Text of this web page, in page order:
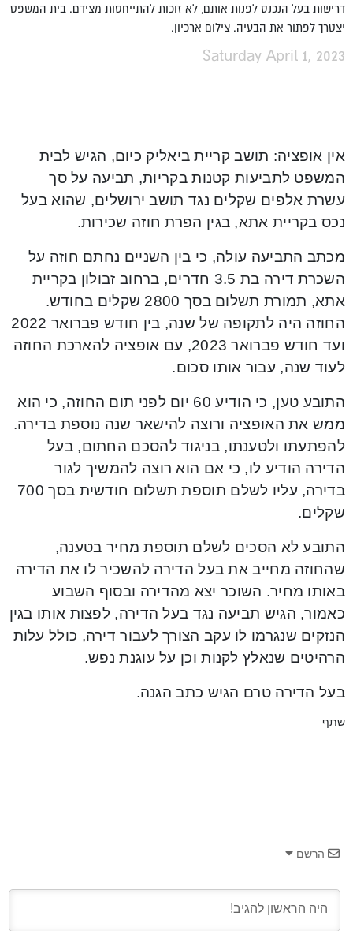
דרישות בעל הנכנס לפנות אותם, לא זוכות להתייחסות מצידם. בית המשפט
יצטרך לפתור את הבעיה. צילום ארכיון.
Saturday April 1, 2023
אין אופציה: תושב קריית ביאליק כיום, הגיש לבית
המשפט לתביעות קטנות בקריות, תביעה על סך
עשרת אלפים שקלים נגד תושב ירושלים, שהוא בעל
נכס בקריית אתא, בגין הפרת חוזה שכירות.
מכתב התביעה עולה, כי בין השניים נחתם חוזה על
השכרת דירה בת 3.5 חדרים, ברחוב זבולון בקריית
אתא, תמורת תשלום בסך 2800 שקלים בחודש.
החוזה היה לתקופה של שנה, בין חודש פברואר 2022
ועד חודש פברואר 2023, עם אופציה להארכת החוזה
לעוד שנה, עבור אותו סכום.
התובע טען, כי הודיע 60 יום לפני תום החוזה, כי הוא
ממש את האופציה ורוצה להישאר שנה נוספת בדירה.
להפתעתו ולטענתו, בניגוד להסכם החתום, בעל
הדירה הודיע לו, כי אם הוא רוצה להמשיך לגור
בדירה, עליו לשלם תוספת תשלום חודשית בסך 700
שקלים.
התובע לא הסכים לשלם תוספת מחיר בטענה,
שהחוזה מחייב את בעל הדירה להשכיר לו את הדירה
באותו מחיר. השוכר יצא מהדירה ובסוף השבוע
כאמור, הגיש תביעה נגד בעל הדירה, לפצות אותו בגין
הנזקים שנגרמו לו עקב הצורך לעבור דירה, כולל עלות
הרהיטים שנאלץ לקנות וכן על עוגנת נפש.
בעל הדירה טרם הגיש כתב הגנה.
שתף
הרשם